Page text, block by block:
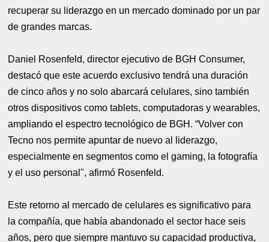
recuperar su liderazgo en un mercado dominado por un par
de grandes marcas.
Daniel Rosenfeld, director ejecutivo de BGH Consumer,
destacó que este acuerdo exclusivo tendrá una duración
de cinco años y no solo abarcará celulares, sino también
otros dispositivos como tablets, computadoras y wearables,
ampliando el espectro tecnológico de BGH. “Volver con
Tecno nos permite apuntar de nuevo al liderazgo,
especialmente en segmentos como el gaming, la fotografía
y el uso personal", afirmó Rosenfeld.
Este retorno al mercado de celulares es significativo para
la compañía, que había abandonado el sector hace seis
años, pero que siempre mantuvo su capacidad productiva,